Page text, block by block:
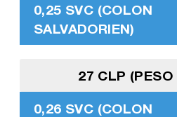
0,25 SVC (COLON
SALVADORIEN)
27 CLP (PESO
0,26 SVC (COLON